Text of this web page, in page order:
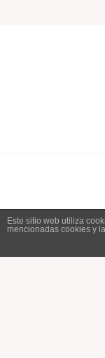
Este sitio web utiliza
mencionadas cookies y